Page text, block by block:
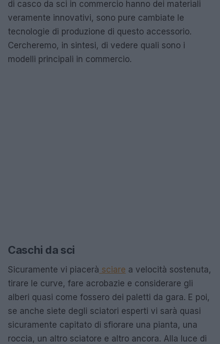
di casco da sci in commercio hanno dei materiali
veramente innovativi, sono pure cambiate le
tecnologie di produzione di questo accessorio.
Cercheremo, in sintesi, di vedere quali sono i
modelli principali in commercio.
Caschi da sci
Sicuramente vi piacerà sciare a velocità sostenuta,
tirare le curve, fare acrobazie e considerare gli
alberi quasi come fossero dei paletti da gara. E poi,
se anche siete degli sciatori esperti vi sarà quasi
sicuramente capitato di sfiorare una pianta, una
roccia, un altro sciatore e altro ancora. Alla luce di